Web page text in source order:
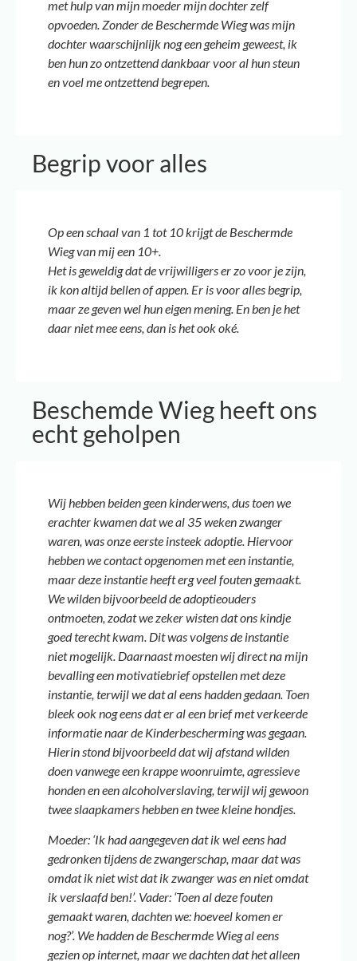
met hulp van mijn moeder mijn dochter zelf
opvoeden.⁠ Zonder de Beschermde Wieg was mijn
dochter waarschijnlijk nog een geheim geweest, ik
ben hun zo ontzettend dankbaar voor al hun steun
en voel me ontzettend begrepen.
Begrip voor alles
Op een schaal van 1 tot 10 krijgt de Beschermde
Wieg van mij een 10+.
Het is geweldig dat de vrijwilligers er zo voor je zijn,
ik kon altijd bellen of appen. Er is voor alles begrip,
maar ze geven wel hun eigen mening. En ben je het
daar niet mee eens, dan is het ook oké.
Beschemde Wieg heeft ons
echt geholpen
Wij hebben beiden geen kinderwens, dus toen we
erachter kwamen dat we al 35 weken zwanger
waren, was onze eerste insteek adoptie. Hiervoor
hebben we contact opgenomen met een instantie,
maar deze instantie heeft erg veel fouten gemaakt.
We wilden bijvoorbeeld de adoptieouders
ontmoeten, zodat we zeker wisten dat ons kindje
goed terecht kwam. Dit was volgens de instantie
niet mogelijk. Daarnaast moesten wij direct na mijn
bevalling een motivatiebrief opstellen met deze
instantie, terwijl we dat al eens hadden gedaan. Toen
bleek ook nog eens dat er al een brief met verkeerde
informatie naar de Kinderbescherming was gegaan.
Hierin stond bijvoorbeeld dat wij afstand wilden
doen vanwege een krappe woonruimte, agressieve
honden en een alcoholverslaving, terwijl wij gewoon
twee slaapkamers hebben en twee kleine hondjes.
Moeder: ‘Ik had aangegeven dat ik wel eens had
gedronken tijdens de zwangerschap, maar dat was
omdat ik niet wist dat ikzwanger was en niet omdat
ik verslaafd ben!’. Vader: ‘Toen al deze fouten
gemaakt waren, dachten we: hoeveel komen er
nog?’. We hadden de Beschermde Wieg al eens
gezien op internet, maar we dachten dat het alleen